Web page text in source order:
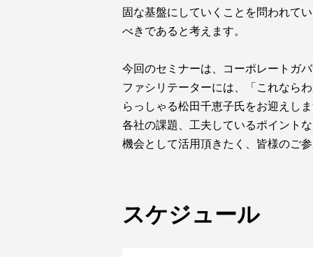
固な基盤にしていくことを問われて
べきであると考えます。
今回のセミナーは、コーポレートガ
ファシリテーターには、「これなら
らっしゃる松田千恵子氏をお迎えし
各社の課題、工夫しているポイント
機会として活用頂きたく、皆様のご
スケジュール